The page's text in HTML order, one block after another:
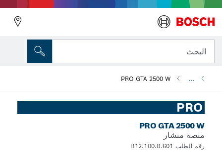
البحث
...
PRO GTA 2500 W
PRO
PRO GTA 2500 W
منصة منشار
رقم الطلب 0.601.B12.100